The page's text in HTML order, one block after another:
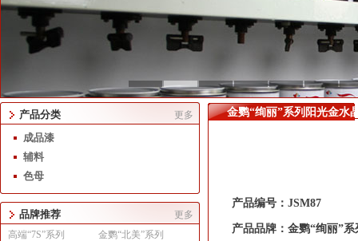
产品分类 更多
成品漆
辅料
色母
品牌推荐
更多
高端“7S”系列
金鹦“北美”系列
金鹦“绚丽”系列阳光金水
产品编号：JSM87
产品品牌：金鹦“绚丽”系